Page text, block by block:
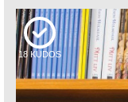
18 KUDOS